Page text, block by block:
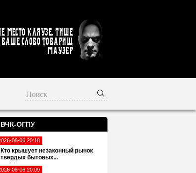
место кляузе. Тише
Ваше слово товарищ
Маузер
ВЧК-ОГПУ
08-06 20:18
Кто крышует незаконный рынок
твердых бытовых...
08-06 20:09